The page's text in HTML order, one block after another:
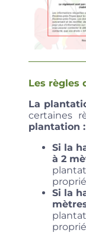
Les règles
La
certaines
plantation :
Si la
à 2
Si la